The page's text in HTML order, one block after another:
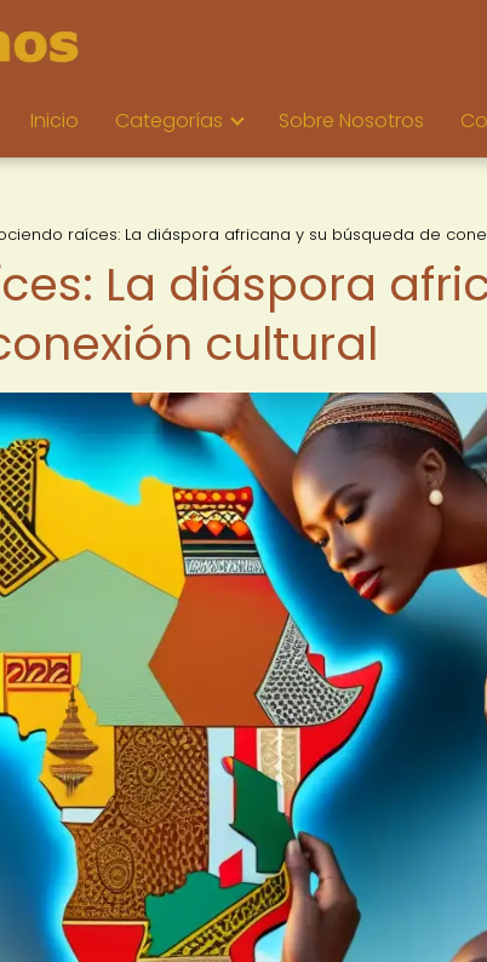
Inicio Categorías Sobre Nosotros
raíces: La diáspora africana y su búsqueda de
La diáspora
cultural